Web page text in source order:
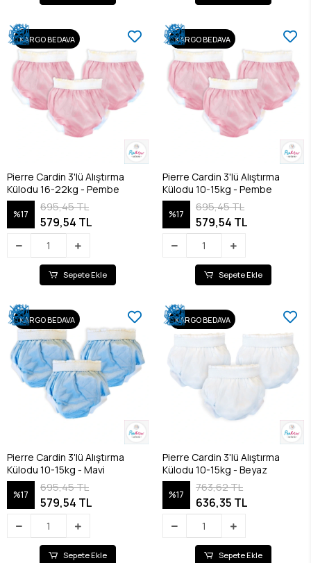
KARGO BEDAVA
Pierre Cardin 3'lü Alıştırma
Külodu 16-22kg - Pembe
%17
695,45 TL
579,54 TL
Sepete Ekle
KARGO BEDAVA
Pierre Cardin 3'lü Alıştırma
Külodu 10-15kg - Pembe
%17
695,45 TL
579,54 TL
Sepete Ekle
KARGO BEDAVA
Pierre Cardin 3'lü Alıştırma
Külodu 10-15kg - Mavi
%17
695,45 TL
579,54 TL
Sepete Ekle
KARGO BEDAVA
Pierre Cardin 3'lü Alıştırma
Külodu 10-15kg - Beyaz
%17
763,62 TL
636,35 TL
Sepete Ekle